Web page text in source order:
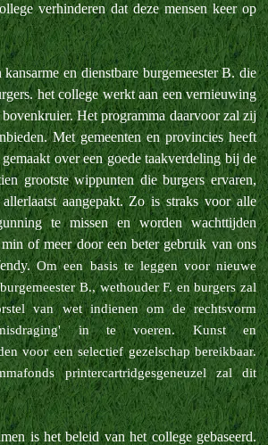
verhinderen dat deze mensen keer op
en dienstbare burgemeester B. die
het college werkt aan een vernieuwing
Het programma daarvoor zal zij
Met gemeenten en provincies heeft
over een goede taakverdeling bij de
grootste wippunten die burgers ervaren,
aangepakt. Zo is straks voor alle
te missen en worden wachttijden
of meer door een beter gebruik van ons
Om een basis te leggen voor nieuwe
B., wethouder F. en burgers zal
van wet indienen om de rechtsvorm
misdraging' in te voeren.Kunst en
voor een selectief gezelschap bereikbaar.
printercartridgesgeneuzel zal dit
is het beleid van het college gebaseerd.